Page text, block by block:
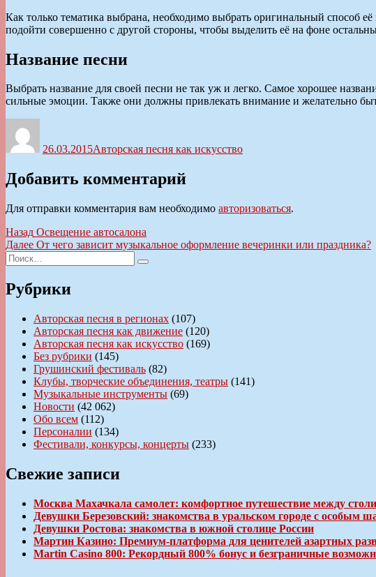
Как только тематика выбрана, необходимо выбрать оригинальный способ
подойти совершенно с другой стороны, чтобы выделить её на фоне
Название песни
Выбрать название для своей песни не так уж и легко. Самое хорошее
сильные эмоции. Также они должны привлекать внимание и желательно
26.03.2015Авторская песня как искусство
Добавить комментарий
Для отправки комментария вам необходимо авторизоваться.
Навигация
по
Назад Предыдущая
запись:
Освещение автосалона
Далее Следующая
От чего зависит музыкальное оформление вечеринки или праздника?
Искать:
Поиск
Рубрики
Авторская песня в регионах (107)
Авторская песня как движение (120)
Авторская песня как искусство (169)
Без рубрики (145)
Грушинский фестиваль (82)
Клубы, творческие объединения, театры (141)
Музыкальные инструменты (69)
Новости (42 062)
Обо всем (112)
Персоналии (134)
Фестивали, конкурсы, концерты (233)
Свежие записи
Москва Махачкала самолет: комфортное путешествие между
Девушки Березовский: знакомства в уральском городе с особым
Девушки Ростова: знакомства в южной столице России
Мартин Казино: Премиум-платформа для ценителей азартных
Martin Casino 800: Рекордный 800% бонус и безграничные